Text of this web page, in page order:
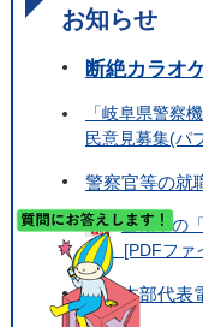
県
お知らせ
断絶カラオ
「岐阜県警察
民意見募集(パ
警察官等の就
自転車の
意！ [PDFファ
警察本部代表